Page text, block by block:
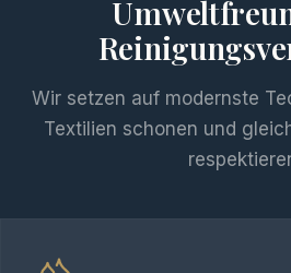
Wir setzen auf modernste
Textilien schonen und